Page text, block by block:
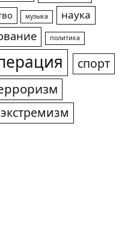
музыка
наука
политика
спорт
экстремизм